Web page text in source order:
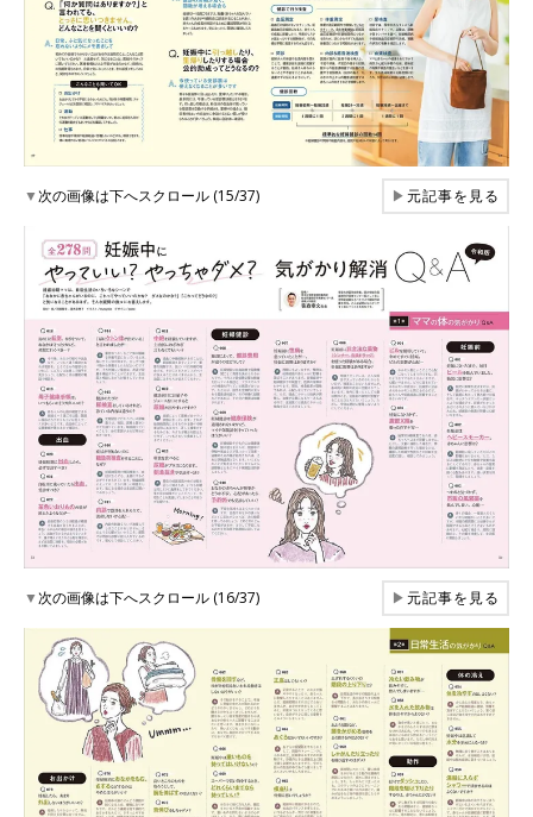
▼次の画像は下へスクロール (15/37) ▶元記事を見る
▼次の画像は下へスクロール (16/37) ▶元記事を見る